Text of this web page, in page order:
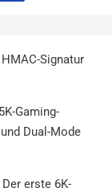
Signatur
Gaming-
Dual-Mode
erste 6K-